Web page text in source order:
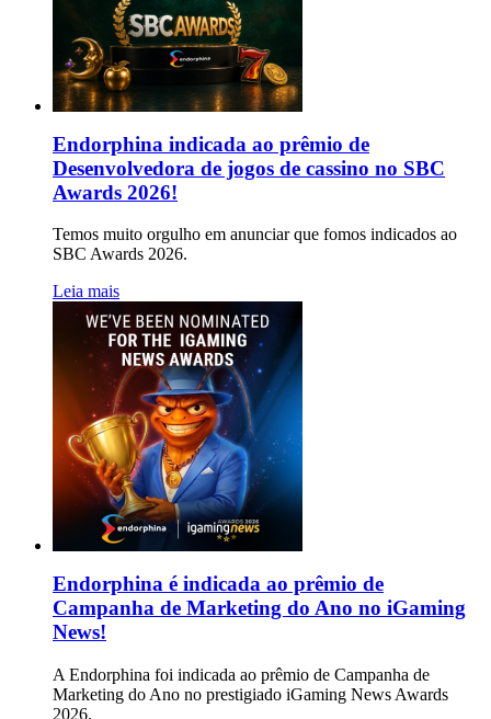
Endorphina indicada ao prêmio de
Desenvolvedora de jogos de cassino no SBC
Awards 2026!
Temos muito orgulho em anunciar que fomos indicados ao
SBC Awards 2026.
Leia mais
Endorphina é indicada ao prêmio de
Campanha de Marketing do Ano no iGaming
News!
A Endorphina foi indicada ao prêmio de Campanha de
Marketing do Ano no prestigiado iGaming News Awards
2026.